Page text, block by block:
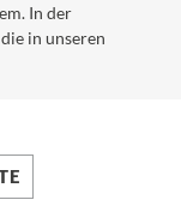
In der
in unseren